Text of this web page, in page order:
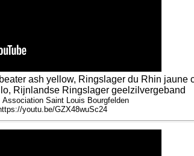
ash yellow, Ringslager du Rhin jaune
Rijnlandse Ringslager geelzilvergeband
Saint Louis Bourgfelden
youtu.be/GZX48wuSc24